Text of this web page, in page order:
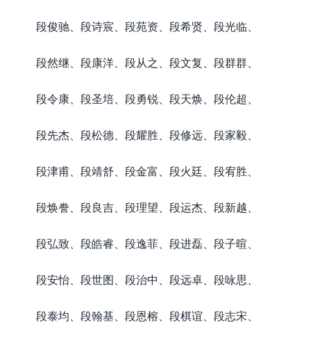
段俊驰、段诗宸、段苑资、段希贤、段光临、
段然继、段康洋、段从之、段文复、段群群、
段令康、段圣培、段勇锐、段天焕、段伦超、
段先杰、段松德、段耀胜、段修远、段家毅、
段津甫、段靖舒、段金富、段火廷、段宥胜、
段焕誊、段良吉、段理望、段运杰、段新越、
段弘致、段皓睿、段逸菲、段进磊、段子暄、
段安怡、段世图、段治中、段远卓、段咏思、
段泰均、段翰基、段恩榕、段棋谊、段志宋、